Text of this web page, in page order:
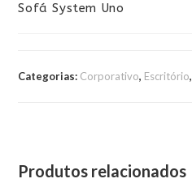
Sofá System Uno
Categorias: Corporativo, Escritório,
Produtos relacionados